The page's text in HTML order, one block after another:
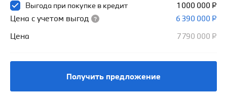
1 000 000 ₽
Выгода при покупке в кредит
Цена с учетом выгод 6 390 000 ₽
Цена 7 790 000 ₽
Получить предложение